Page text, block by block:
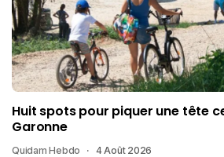
Huit spots pour piquer une tête
Garonne
Quidam Hebdo 4 Août 2026